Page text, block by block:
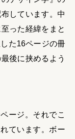
しています。中
った経緯をまと
た16ページの冊
後に挟めるよう
ージ。それでこ
ています。ボー